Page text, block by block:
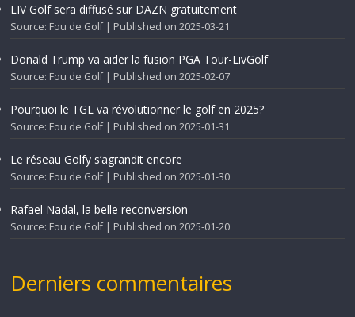
LIV Golf sera diffusé sur DAZN gratuitement
Source: Fou de Golf Published on 2025-03-21
Donald Trump va aider la fusion PGA Tour-LivGolf
Source: Fou de Golf Published on 2025-02-07
Pourquoi le TGL va révolutionner le golf en 2025?
Source: Fou de Golf Published on 2025-01-31
Le réseau Golfy s’agrandit encore
Source: Fou de Golf Published on 2025-01-30
Rafael Nadal, la belle reconversion
Source: Fou de Golf Published on 2025-01-20
Derniers commentaires